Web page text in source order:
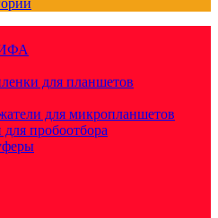
ИФА
для планшетов
для микропланшетов
пробоотбора